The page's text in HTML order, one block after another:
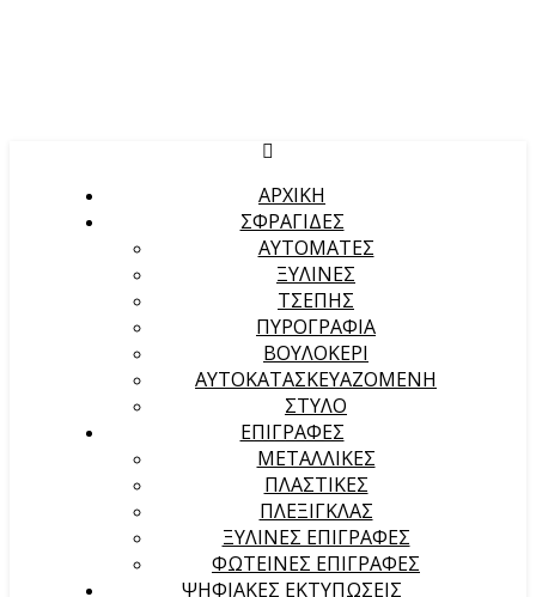
ΑΡΧΙΚΉ
ΣΦΡΑΓΙΔΕΣ
ΑΥΤΟΜΑΤΕΣ
ΞΥΛΙΝΕΣ
ΤΣΕΠΗΣ
ΠΥΡΟΓΡΑΦΙΑ
ΒΟΥΛΟΚΕΡΙ
ΑΥΤΟΚΑΤΑΣΚΕΥΑΖΟΜΕΝΗ
ΣΤΥΛΟ
ΕΠΙΓΡΑΦΕΣ
ΜΕΤΑΛΛΙΚΕΣ
ΠΛΑΣΤΙΚΕΣ
ΠΛΕΞΙΓΚΛΑΣ
ΞΥΛΙΝΕΣ ΕΠΙΓΡΑΦΕΣ
ΦΩΤΕΙΝΕΣ ΕΠΙΓΡΑΦΕΣ
ΨΗΦΙΑΚΕΣ ΕΚΤΥΠΩΣΕΙΣ